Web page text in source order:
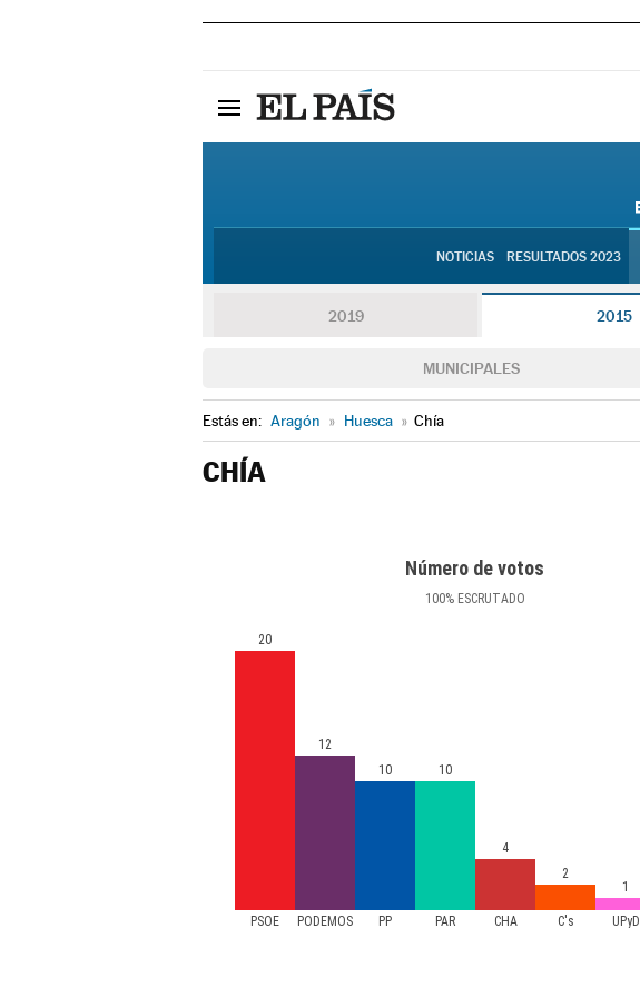
NOTICIAS RESULTADOS 2023
2019 2015
MUNICIPALES
Estás en: Aragón » Huesca » Chía
CHÍA
Número de votos
100%ESCRUTADO
PSOE PODEMOS PP PAR CHA C's UPyD
20
12
10
10
4
2
1